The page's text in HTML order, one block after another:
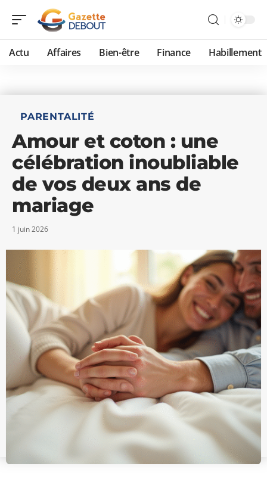
Actu Affaires Bien-être Finance Habillement
PARENTALITÉ
Amour et coton : une
célébration inoubliable
de vos deux ans de
mariage
1 juin 2026